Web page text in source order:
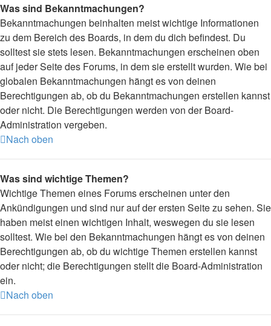
Was sind Bekanntmachungen?
Bekanntmachungen beinhalten meist wichtige Informationen
zu dem Bereich des Boards, in dem du dich befindest. Du
solltest sie stets lesen. Bekanntmachungen erscheinen oben
auf jeder Seite des Forums, in dem sie erstellt wurden. Wie bei
globalen Bekanntmachungen hängt es von deinen
Berechtigungen ab, ob du Bekanntmachungen erstellen kannst
oder nicht. Die Berechtigungen werden von der Board-
Administration vergeben.
Nach oben
Was sind wichtige Themen?
Wichtige Themen eines Forums erscheinen unter den
Ankündigungen und sind nur auf der ersten Seite zu sehen. Sie
haben meist einen wichtigen Inhalt, weswegen du sie lesen
solltest. Wie bei den Bekanntmachungen hängt es von deinen
Berechtigungen ab, ob du wichtige Themen erstellen kannst
oder nicht; die Berechtigungen stellt die Board-Administration
ein.
Nach oben